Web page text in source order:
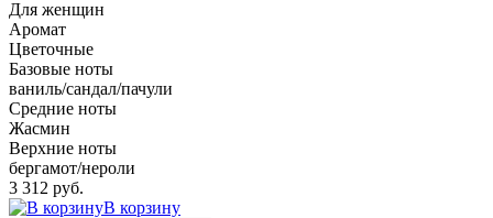
Для женщин
Аромат
Цветочные
Базовые ноты
ваниль/сандал/пачули
Средние ноты
Жасмин
Верхние ноты
бергамот/нероли
3 312 руб.
В корзину